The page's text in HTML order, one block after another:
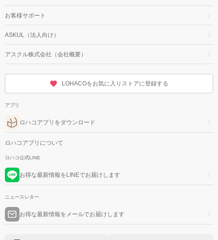
お客様サポート
ASKUL（法人向け）
アスクル株式会社（会社概要）
LOHACOをお気に入りストアに登録する
アプリ
ロハコアプリをダウンロード
ロハコアプリについて
ロハコ公式LINE
お得な最新情報をLINEでお届けします
ニュースレター
お得な最新情報をメールでお届けします